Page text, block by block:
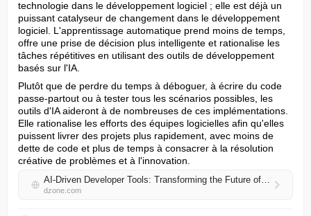
technologie dans le développement logiciel ; elle est déjà un
puissant catalyseur de changement dans le développement
logiciel. L'apprentissage automatique prend moins de temps,
offre une prise de décision plus intelligente et rationalise les
tâches répétitives en utilisant des outils de développement
basés sur l'IA.
Plutôt que de perdre du temps à déboguer, à écrire du code
passe-partout ou à tester tous les scénarios possibles, les
outils d'IA aideront à de nombreuses de ces implémentations.
Elle rationalise les efforts des équipes logicielles afin qu'elles
puissent livrer des projets plus rapidement, avec moins de
dette de code et plus de temps à consacrer à la résolution
créative de problèmes et à l'innovation.
AI-Driven Developer Tools: Transforming the Future of Software Development
dzone.com